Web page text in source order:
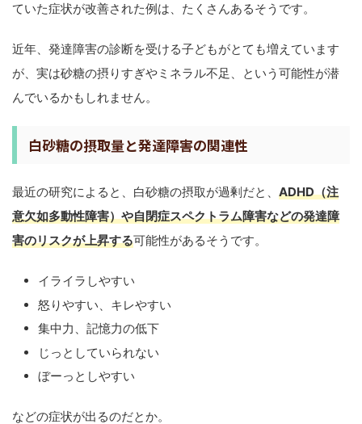
ていた症状が改善された例は、たくさんあるそうです。
近年、発達障害の診断を受ける子どもがとても増えています
が、実は砂糖の摂りすぎやミネラル不足、という可能性が潜
んでいるかもしれません。
白砂糖の摂取量と発達障害の関連性
最近の研究によると、白砂糖の摂取が過剰だと、 ADHD（注
意欠如多動性障害）や自閉症スペクトラム障害などの発達障
害のリスクが上昇する可能性があるそうです。
イライラしやすい
怒りやすい、キレやすい
集中力、記憶力の低下
じっとしていられない
ぼーっとしやすい
などの症状が出るのだとか。